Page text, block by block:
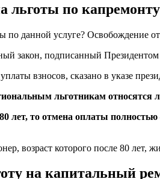
льготы по капремонту
по данной услуге? Освобождение
закон, подписанный
взносов, сказано в указе
льготникам относятся
лет, то отмена оплаты полностью
возраст которого после 80 лет,
на капитальный